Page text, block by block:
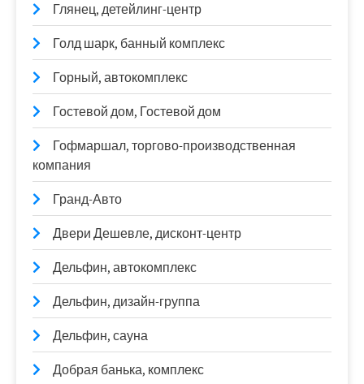
Глянец, детейлинг-центр
Голд шарк, банный комплекс
Горный, автокомплекс
Гостевой дом, Гостевой дом
Гофмаршал, торгово-производственная
компания
Гранд-Авто
Двери Дешевле, дисконт-центр
Дельфин, автокомплекс
Дельфин, дизайн-группа
Дельфин, сауна
Добрая банька, комплекс